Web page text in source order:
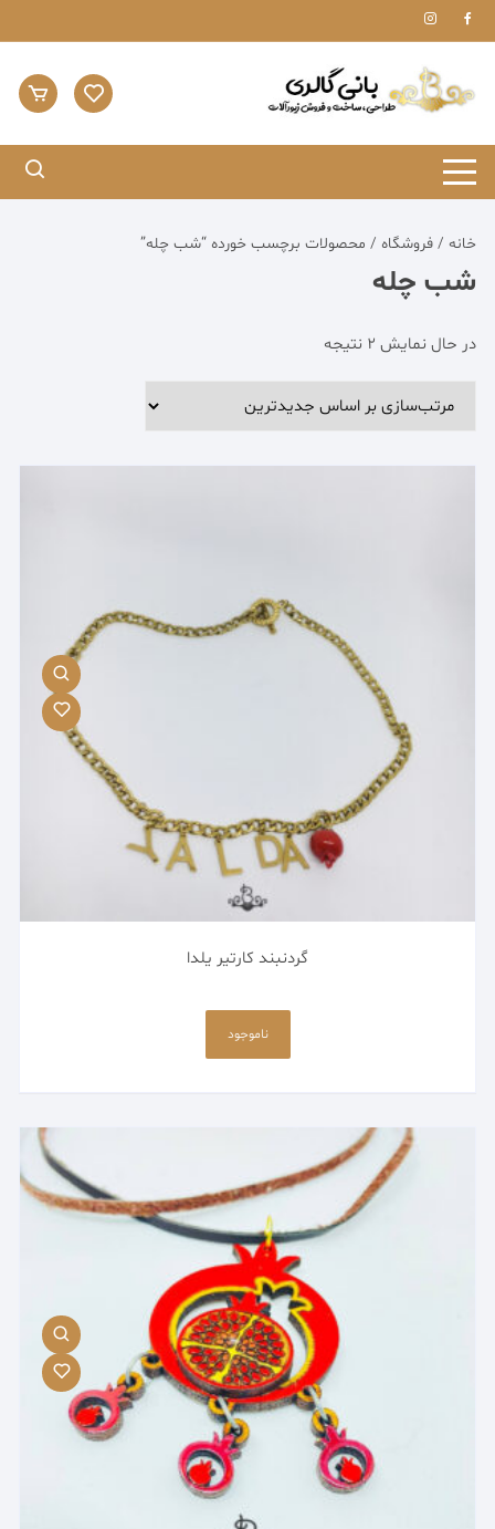
Skip
to
خانه /فروشگاه / محصولات برچسب خورده “شب چله”
شب چله
در حال نمایش 2 نتیجه
گردنبند کارتیر یلدا
ناموجود